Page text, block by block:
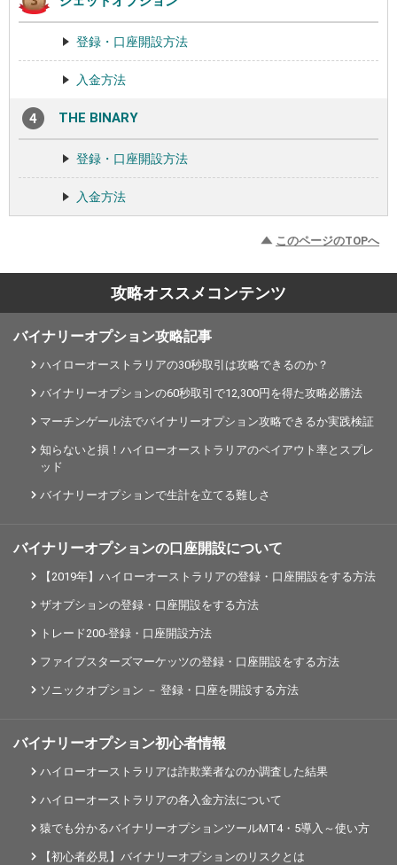
登録・口座開設方法
入金方法
THE BINARY
登録・口座開設方法
入金方法
このページのTOPへ
攻略オススメコンテンツ
バイナリーオプション攻略記事
ハイローオーストラリアの30秒取引は攻略できるのか？
バイナリーオプションの60秒取引で12,300円を得た攻略必勝法
マーチンゲール法でバイナリーオプション攻略できるか実践検証
知らないと損！ハイローオーストラリアのペイアウト率とスプレ
ッド
バイナリーオプションで生計を立てる難しさ
バイナリーオプションの口座開設について
【2019年】ハイローオーストラリアの登録・口座開設をする方法
ザオプションの登録・口座開設をする方法
トレード200-登録・口座開設方法
ファイブスターズマーケッツの登録・口座開設をする方法
ソニックオプション － 登録・口座を開設する方法
バイナリーオプション初心者情報
ハイローオーストラリアは詐欺業者なのか調査した結果
ハイローオーストラリアの各入金方法について
猿でも分かるバイナリーオプションツールMT4・5導入～使い方
【初心者必見】バイナリーオプションのリスクとは